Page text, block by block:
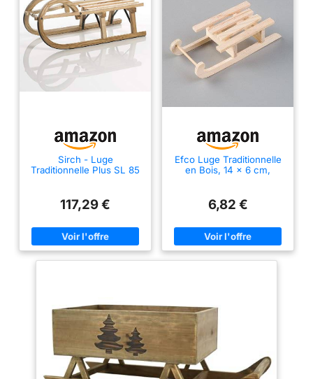
Sirch - Luge
Traditionnelle Plus SL 85
117,29 €
Efco Luge Traditionnelle
en Bois, 14 x 6 cm,
6,82 €